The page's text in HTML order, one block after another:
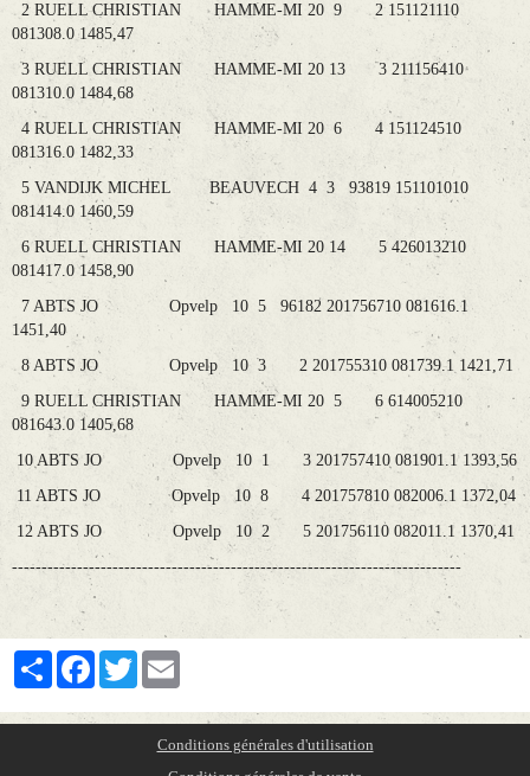
2 RUELL CHRISTIAN HAMME-MI 20 9 2 151121110
081308.0 1485,47
3 RUELL CHRISTIAN HAMME-MI 20 13 3 211156410
081310.0 1484,68
4 RUELL CHRISTIAN HAMME-MI 20 6 4 151124510
081316.0 1482,33
5 VANDIJK MICHEL BEAUVECH 4 3 93819 151101010
081414.0 1460,59
6 RUELL CHRISTIAN HAMME-MI 20 14 5 426013210
081417.0 1458,90
7 ABTS JO Opvelp 10 5 96182 201756710 081616.1
1451,40
8 ABTS JO Opvelp 10 3 2 201755310 081739.1 1421,71
9 RUELL CHRISTIAN HAMME-MI 20 5 6 614005210
081643.0 1405,68
10 ABTS JO Opvelp 10 1 3 201757410 081901.1 1393,56
11 ABTS JO Opvelp 10 8 4 201757810 082006.1 1372,04
12 ABTS JO Opvelp 10 2 5 201756110 082011.1 1370,41
----------------------------------------------------------------------------
PartagerFacebookTwitter
Conditions générales d'utilisation